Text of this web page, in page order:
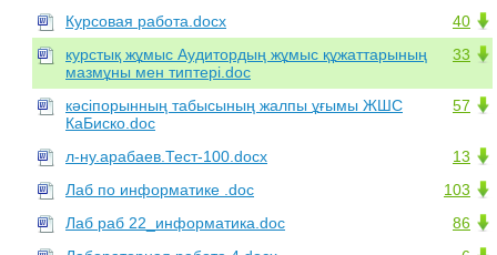
40
Курсовая работа.docx
33
курстық жұмыс Аудитордың жұмыс құжаттарының
мазмұны мен типтері.doc
57
кәсіпорынның табысының жалпы ұғымы ЖШС
КаБиско.doc
13
л-ну.арабаев.Тест-100.docx
103
Лаб по информатике .doc
86
Лаб раб 22_информатика.doc